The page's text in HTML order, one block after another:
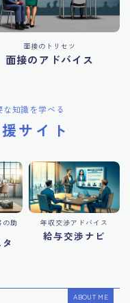
面接のトリセツ
面接のアドバイス
知識を学べる
サイト
の助 年収交渉アドバイス
給与交渉ナビ
ABOUT ME